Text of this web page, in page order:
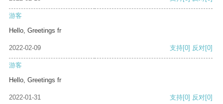
游客
Hello, Greetings fr
2022-02-09 支持[0] 反对[0]
游客
Hello, Greetings fr
2022-01-31 支持[0] 反对[0]